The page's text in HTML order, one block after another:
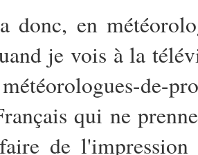
donc, en
je vois à la
de-
qui ne
de